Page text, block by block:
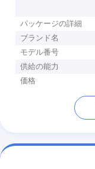
パッケージの詳細
ブランド名
モデル番号
供給の能力
価格